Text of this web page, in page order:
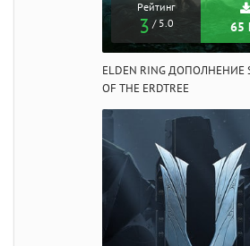
Рейтинг
3 / 5.0 65
ELDEN RING ДОПОЛНЕНИЕ
OF THE ERDTREE